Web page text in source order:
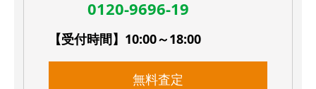
0120-9696-19
【受付時間】10:00～18:00
無料査定